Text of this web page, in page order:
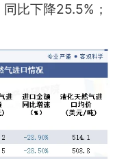
比下降25.5%；